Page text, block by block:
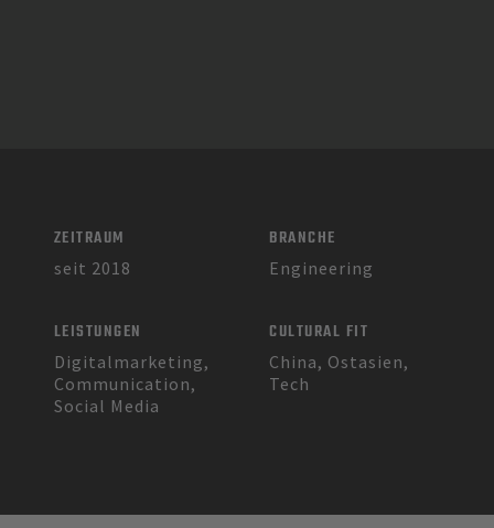
ZEITRAUM
seit 2018
BRANCHE
Engineering
LEISTUNGEN
Digitalmarketing,
Communication,
Social Media
CULTURAL FIT
China, Ostasien,
Tech